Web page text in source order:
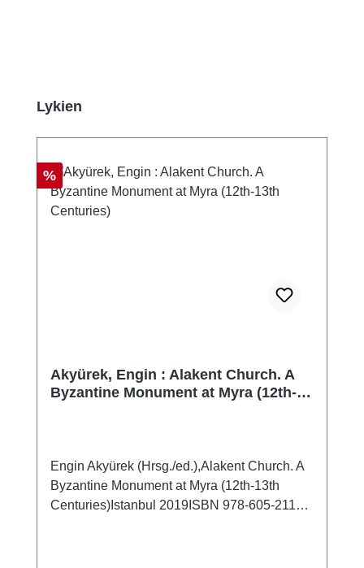
Produktgalerie überspringen
Lykien
Rabatt
%
Akyürek, Engin : Alakent Church. A
Byzantine Monument at Myra (12th-
Engin Akyürek (Hrsg./ed.),Alakent Church. A
Byzantine Monument at Myra (12th-13th
Centuries)Istanbul 2019ISBN 978-605-2116-